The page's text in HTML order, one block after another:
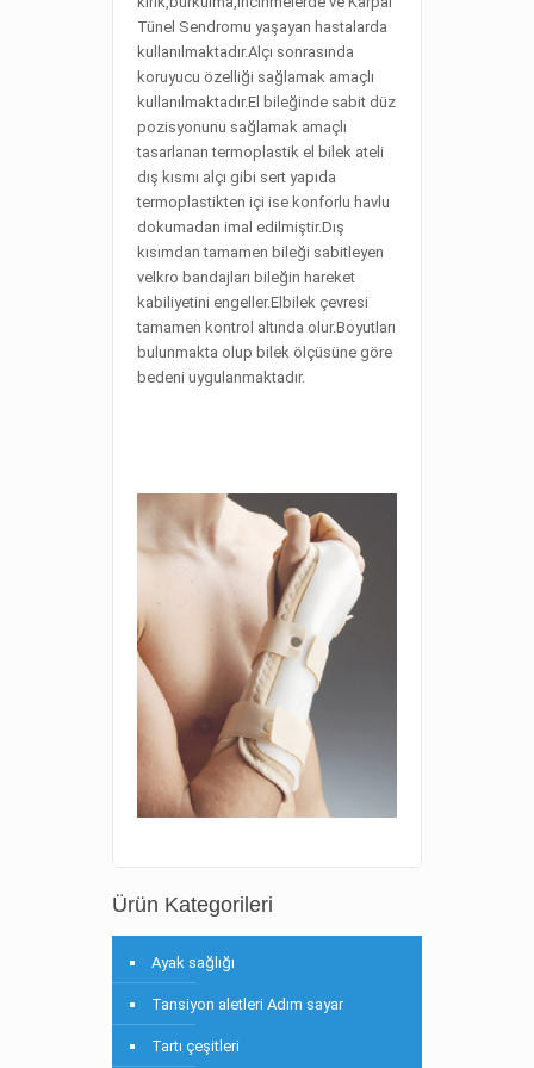
Tünel Sendromu yaşayan hastalarda
kullanılmaktadır.Alçı sonrasında
koruyucu özelliği sağlamak amaçlı
kullanılmaktadır.El bileğinde sabit düz
pozisyonunu sağlamak amaçlı
tasarlanan termoplastik el bilek ateli
dış kısmı alçı gibi sert yapıda
termoplastikten içi ise konforlu havlu
dokumadan imal edilmiştir.Dış
kısımdan tamamen bileği sabitleyen
velkro bandajları bileğin hareket
kabiliyetini engeller.Elbilek çevresi
tamamen kontrol altında olur.Boyutları
bulunmakta olup bilek ölçüsüne göre
bedeni uygulanmaktadır.
Ürün Kategorileri
Ayak sağlığı
Tansiyon aletleri Adım sayar
Tartı çeşitleri